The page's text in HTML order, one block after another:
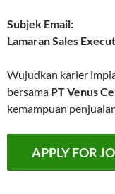
Subjek Email:
Lamaran Sales
Wujudkan karier
bersama PT Venus
kemampuan